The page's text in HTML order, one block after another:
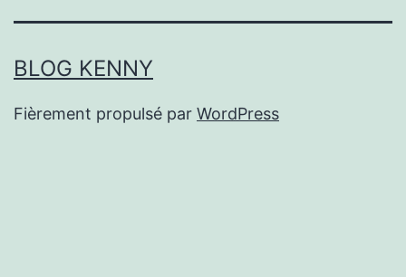
BLOG KENNY
Fièrement propulsé par WordPress